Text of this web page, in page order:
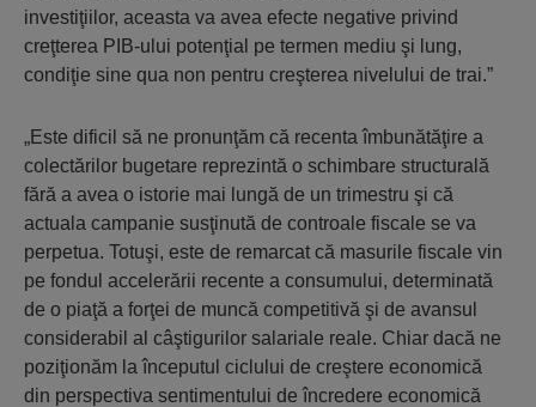
investiţiilor, aceasta va avea efecte negative privind
creţterea PIB-ului potenţial pe termen mediu şi lung,
condiţie sine qua non pentru creşterea nivelului de trai.”
„Este dificil să ne pronunţăm că recenta îmbunătăţire a
colectărilor bugetare reprezintă o schimbare structurală
fără a avea o istorie mai lungă de un trimestru şi că
actuala campanie susţinută de controale fiscale se va
perpetua. Totuşi, este de remarcat că masurile fiscale vin
pe fondul accelerării recente a consumului, determinată
de o piaţă a forţei de muncă competitivă şi de avansul
considerabil al câştigurilor salariale reale. Chiar dacă ne
poziţionăm la începutul ciclului de creştere economică
din perspectiva sentimentului de încredere economică